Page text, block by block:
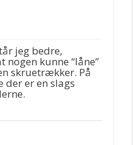
jeg bedre,
kunne “låne”
skruetrækker. På
der er en slags